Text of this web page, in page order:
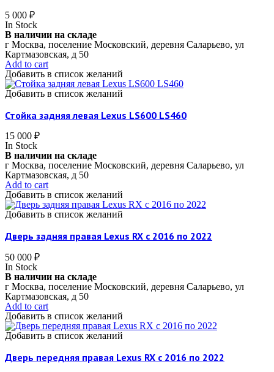
5 000 ₽
In Stock
В наличии на складе
г Москва, поселение Московский, деревня Саларьево, ул
Картмазовская, д 50
Add to cart
Добавить в список желаний
Добавить в список желаний
Стойка задняя левая Lexus LS600 LS460
15 000 ₽
In Stock
В наличии на складе
г Москва, поселение Московский, деревня Саларьево, ул
Картмазовская, д 50
Add to cart
Добавить в список желаний
Добавить в список желаний
Дверь задняя правая Lexus RX c 2016 по 2022
50 000 ₽
In Stock
В наличии на складе
г Москва, поселение Московский, деревня Саларьево, ул
Картмазовская, д 50
Add to cart
Добавить в список желаний
Добавить в список желаний
Дверь передняя правая Lexus RX c 2016 по 2022